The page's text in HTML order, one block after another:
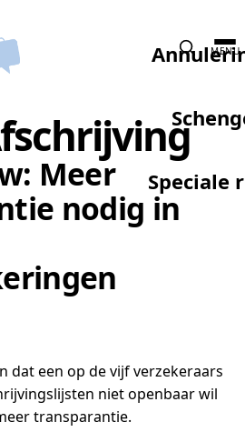
Speciale
MENU
Meer
nodig in
dat een op de vijf verzekeraars
niet openbaar wil
transparantie.